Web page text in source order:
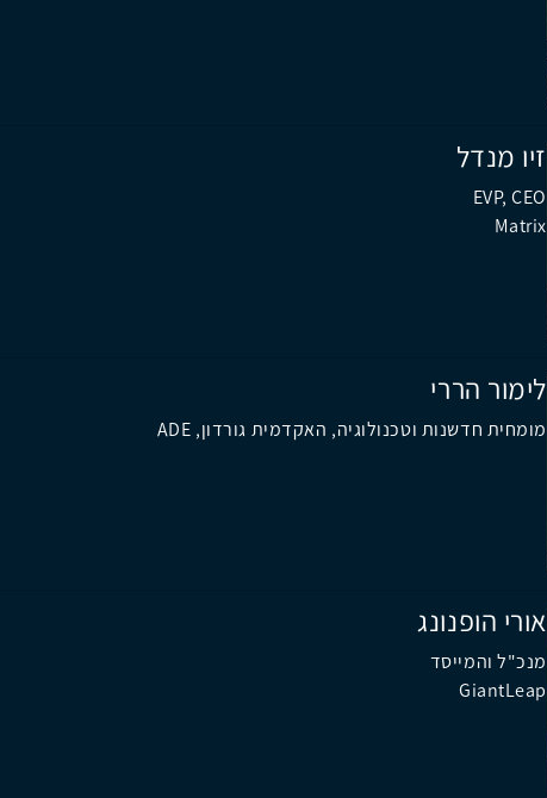
זיו מנדל
EVP, CEO
Matrix
לימור הררי
מומחית חדשנות וטכנולוגיה, האקדמית גורדון, ADE
אורי הופנונג
מנכ"ל והמייסד
GiantLeap